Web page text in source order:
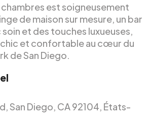
chambres est soigneusement
de maison sur mesure, un bar
et des touches luxueuses,
et confortable au cœur du
de San Diego.
San Diego, CA 92104, États-